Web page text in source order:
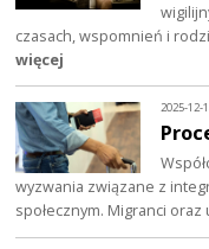
czasach, wspomnień i
więcej
2025-12-
wyzwania związane z
społecznym. Migranci